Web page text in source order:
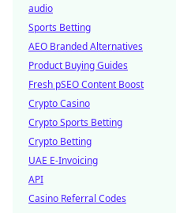
audio
Sports Betting
AEO Branded Alternatives
Product Buying Guides
Fresh pSEO Content Boost
Crypto Casino
Crypto Sports Betting
Crypto Betting
UAE E-Invoicing
API
Casino Referral Codes